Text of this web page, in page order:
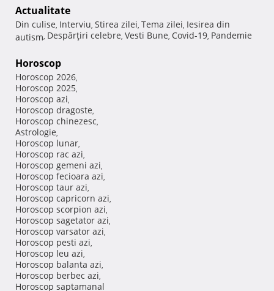
Actualitate
Din culise, Interviu, Stirea zilei, Tema zilei, Iesirea din
autism, Despărţiri celebre, Vesti Bune, Covid-19, Pandemie
Horoscop
Horoscop 2026,
Horoscop 2025,
Horoscop azi,
Horoscop dragoste,
Horoscop chinezesc,
Astrologie,
Horoscop lunar,
Horoscop rac azi,
Horoscop gemeni azi,
Horoscop fecioara azi,
Horoscop taur azi,
Horoscop capricorn azi,
Horoscop scorpion azi,
Horoscop sagetator azi,
Horoscop varsator azi,
Horoscop pesti azi,
Horoscop leu azi,
Horoscop balanta azi,
Horoscop berbec azi,
Horoscop saptamanal